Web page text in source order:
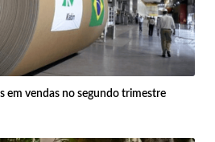
em vendas no segundo trimestre